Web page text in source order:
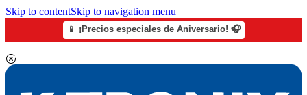
Skip to contentSkip to navigation menu
📱 ¡Precios especiales de Aniversario! 🎧